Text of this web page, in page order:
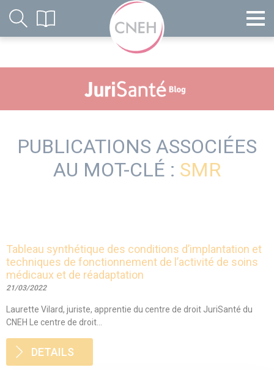
PUBLICATIONS ASSOCIÉES
AU MOT-CLÉ : SMR
Tableau synthétique des conditions d’implantation et
techniques de fonctionnement de l’activité de soins
médicaux et de réadaptation
21/03/2022
Laurette Vilard, juriste, apprentie du centre de droit JuriSanté du
CNEH Le centre de droit...
DETAILS